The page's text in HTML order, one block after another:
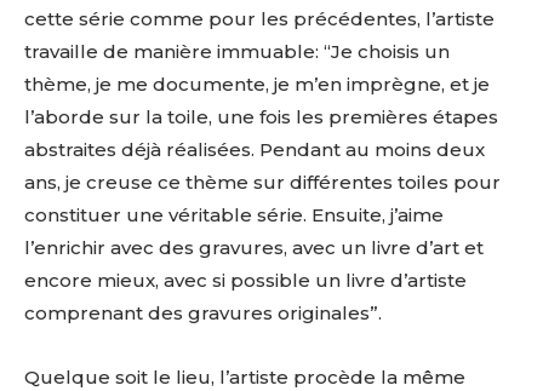
cette série comme pour les précédentes, l’artiste
travaille de manière immuable: “Je choisis un
thème, je me documente, je m’en imprègne, et je
l’aborde sur la toile, une fois les premières étapes
abstraites déjà réalisées. Pendant au moins deux
ans, je creuse ce thème sur différentes toiles pour
constituer une véritable série. Ensuite, j’aime
l’enrichir avec des gravures, avec un livre d’art et
encore mieux, avec si possible un livre d’artiste
comprenant des gravures originales”.
Quelque soit le lieu, l’artiste procède la même